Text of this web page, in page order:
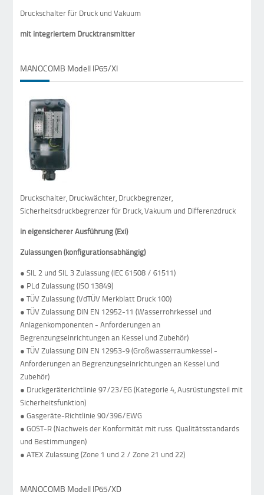
Druckschalter für Druck und Vakuum
mit integriertem Drucktransmitter
MANOCOMB Modell IP65/XI
Druckschalter, Druckwächter, Druckbegrenzer,
Sicherheitsdruckbegrenzer für Druck, Vakuum und Differenzdruck
in eigensicherer Ausführung (Exi)
Zulassungen (konfigurationsabhängig)
● SIL 2 und SIL 3 Zulassung (IEC 61508 / 61511)
● PLd Zulassung (ISO 13849)
● TÜV Zulassung (VdTÜV Merkblatt Druck 100)
● TÜV Zulassung DIN EN 12952-11 (Wasserrohrkessel und
Anlagenkomponenten - Anforderungen an
Begrenzungseinrichtungen an Kessel und Zubehör)
● TÜV Zulassung DIN EN 12953-9 (Großwasserraumkessel -
Anforderungen an Begrenzungseinrichtungen an Kessel und
Zubehör)
● Druckgeräterichtlinie 97/23/EG (Kategorie 4, Ausrüstungsteil mit
Sicherheitsfunktion)
● Gasgeräte-Richtlinie 90/396/EWG
● GOST-R (Nachweis der Konformität mit russ. Qualitätsstandards
und Bestimmungen)
● ATEX Zulassung (Zone 1 und 2 / Zone 21 und 22)
MANOCOMB Modell IP65/XD